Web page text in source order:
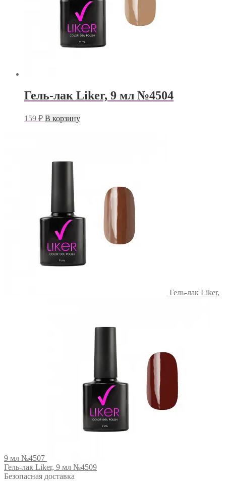
Гель-лак Liker, 9 мл №4504
159 ₽ В корзину
Гель-лак Liker,
9 мл №4507
Гель-лак Liker, 9 мл №4509
Безопасная доставка